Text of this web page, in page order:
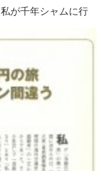
が千年シャムに行